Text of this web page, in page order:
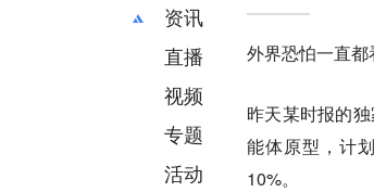
资讯
推荐
财经
项目推荐
安徽
直播
视频
专题
活动
外界恐怕一直都
昨天某时报的
能体原型，计
10%。